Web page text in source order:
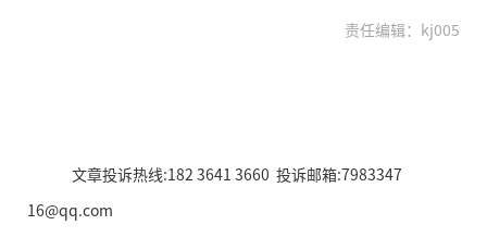
责任编辑：kj005
文章投诉热线:182 3641 3660 投诉邮箱:7983347
16@qq.com